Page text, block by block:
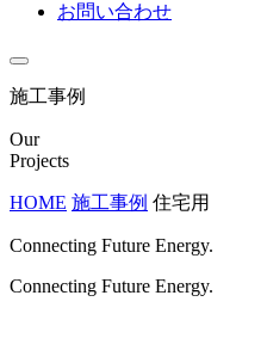
お問い合わせ
施工事例
Our
Projects
HOME 施工事例 住宅用
Connecting Future Energy.
Connecting Future Energy.